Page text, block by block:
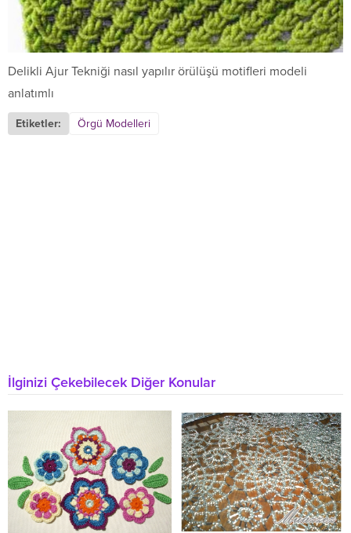
Delikli Ajur Tekniği nasıl yapılır örülüşü motifleri modeli
anlatımlı
Etiketler: Örgü Modelleri
İlginizi Çekebilecek Diğer Konular